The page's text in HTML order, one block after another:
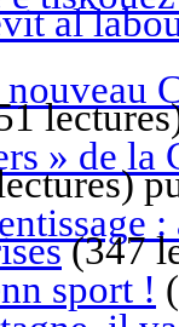
al
lectures
» de
)
(347
sport ! (